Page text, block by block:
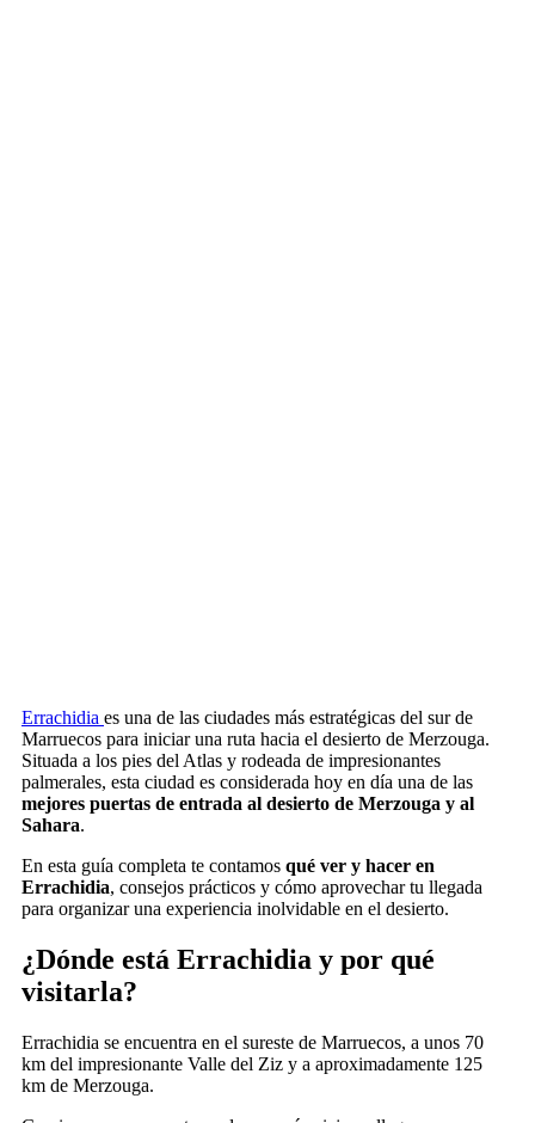
Errachidia es una de las ciudades más estratégicas del sur de
Marruecos para iniciar una ruta hacia el desierto de Merzouga.
Situada a los pies del Atlas y rodeada de impresionantes
palmerales, esta ciudad es considerada hoy en día una de las
mejores puertas de entrada al desierto de Merzouga y al
Sahara.
En esta guía completa te contamos qué ver y hacer en
Errachidia, consejos prácticos y cómo aprovechar tu llegada
para organizar una experiencia inolvidable en el desierto.
¿Dónde está Errachidia y por qué
visitarla?
Errachidia se encuentra en el sureste de Marruecos, a unos 70
km del impresionante Valle del Ziz y a aproximadamente 125
km de Merzouga.